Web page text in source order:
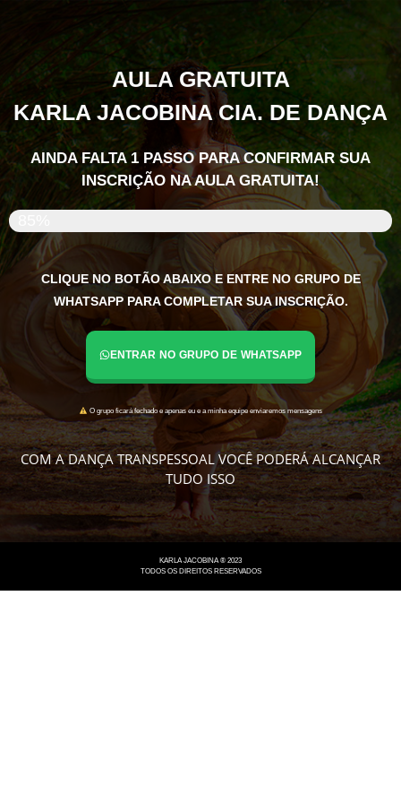
AULA GRATUITA
KARLA JACOBINA CIA. DE DANÇA
AINDA FALTA 1 PASSOPARA CONFIRMAR SUA
INSCRIÇÃO NA AULA GRATUITA!
CLIQUE NO BOTÃO ABAIXO E ENTRE NO GRUPO DE
WHATSAPP PARA COMPLETAR SUA INSCRIÇÃO.
ENTRAR NO GRUPO DE WHATSAPP
O grupo ficará fechado e apenas eu e a minha equipe enviaremos mensagens
COM A DANÇA TRANSPESSOAL VOCÊ PODERÁ ALCANÇAR
TUDO ISSO
KARLA JACOBINA ® 2023
TODOS OS DIREITOS RESERVADOS